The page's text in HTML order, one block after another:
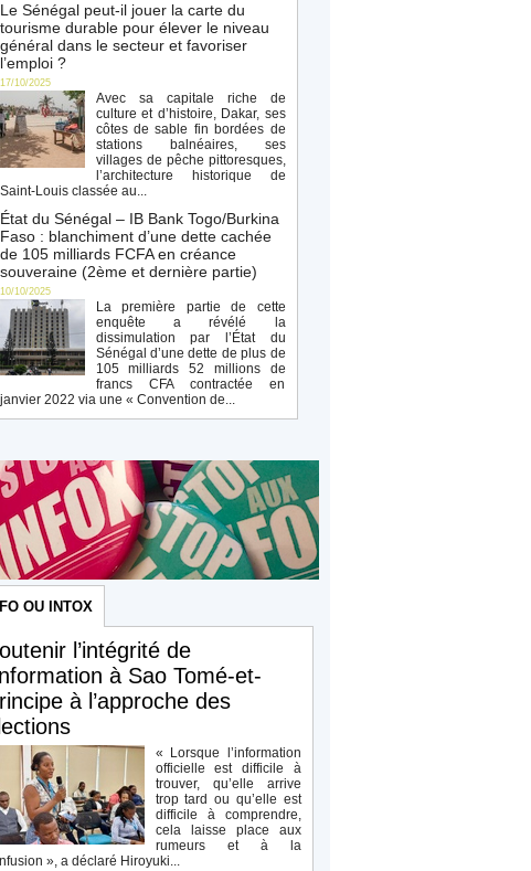
Le Sénégal peut-il jouer la carte du
tourisme durable pour élever le niveau
général dans le secteur et favoriser
l’emploi ?
17/10/2025
Avec sa capitale riche de
culture et d’histoire, Dakar, ses
côtes de sable fin bordées de
stations balnéaires, ses
villages de pêche pittoresques,
l’architecture historique de
Saint-Louis classée au...
État du Sénégal – IB Bank Togo/Burkina
Faso : blanchiment d’une dette cachée
de 105 milliards FCFA en créance
souveraine (2ème et dernière partie)
10/10/2025
La première partie de cette
enquête a révélé la
dissimulation par l’État du
Sénégal d’une dette de plus de
105 milliards 52 millions de
francs CFA contractée en
janvier 2022 via une « Convention de...
OU INTOX
l’intégrité de
à Sao Tomé-et-
à l’approche des
« Lorsque l’information
officielle est difficile à
trouver, qu’elle arrive
trop tard ou qu’elle est
difficile à comprendre,
cela laisse place aux
rumeurs et à la
», a déclaré Hiroyuki...